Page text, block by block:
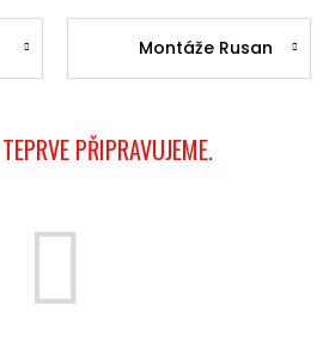
Montáže Rusan
PŘIPRAVUJEME.